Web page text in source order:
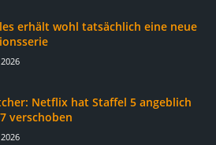
erhält wohl tatsächlich eine neue
Netflix hat Staffel 5 angeblich
verschoben